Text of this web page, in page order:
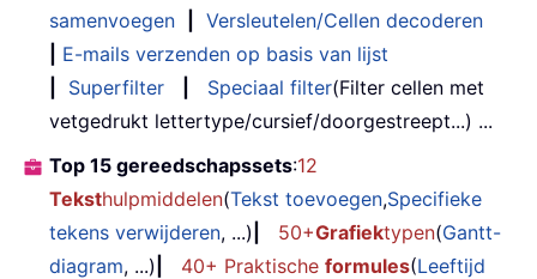
samenvoegen
Versleutelen/Cellen decoderen
E-mails verzenden op basis van lijst
Superfilter Speciaal filter(Filter cellen met
vetgedrukt lettertype/cursief/doorgestreept...) ...
Top 15 gereedschapssets:12
Teksthulpmiddelen(Tekst toevoegen,Specifieke
tekens verwijderen, ...) 50+Grafiektypen(Gantt-
diagram, ...) 40+ Praktische formules(Leeftijd